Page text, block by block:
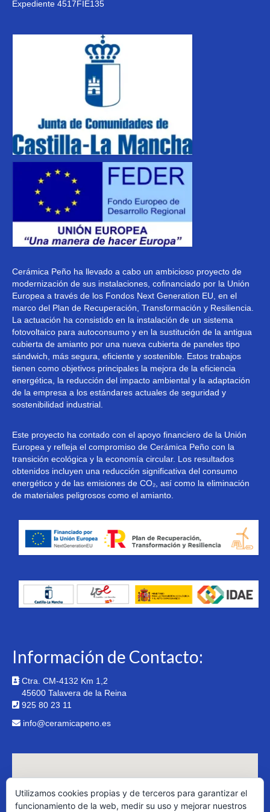
Expediente 4517FIE135
Cerámica Peño ha llevado a cabo un ambicioso proyecto de
modernización de sus instalaciones, cofinanciado por la Unión
Europea a través de los Fondos Next Generation EU, en el
marco del Plan de Recuperación, Transformación y Resiliencia.
La actuación ha consistido en la instalación de un sistema
fotovoltaico para autoconsumo y en la sustitución de la antigua
cubierta de amianto por una nueva cubierta de paneles tipo
sándwich, más segura, eficiente y sostenible. Estos trabajos
tienen como objetivos principales la mejora de la eficiencia
energética, la reducción del impacto ambiental y la adaptación
de la empresa a los estándares actuales de seguridad y
sostenibilidad industrial.
Este proyecto ha contado con el apoyo financiero de la Unión
Europea y refleja el compromiso de Cerámica Peño con la
transición ecológica y la economía circular. Los resultados
obtenidos incluyen una reducción significativa del consumo
energético y de las emisiones de CO₂, así como la eliminación
de materiales peligrosos como el amianto.
Información de Contacto:
Ctra. CM-4132 Km 1,2
45600 Talavera de la Reina
925 80 23 11
info@ceramicapeno.es
Utilizamos cookies propias y de terceros para garantizar el
funcionamiento de la web, medir su uso y mejorar nuestros